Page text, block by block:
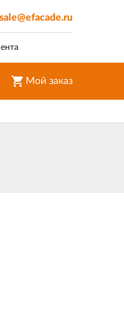
Мой заказ
sale@efacade.ru